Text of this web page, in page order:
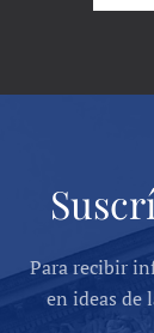
Para recibir
en ideas de